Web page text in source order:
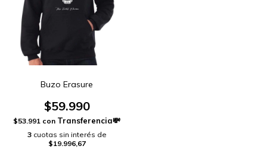
Buzo Erasure
$59.990
$53.991 con
3 cuotas sin interés de
$19.996,67